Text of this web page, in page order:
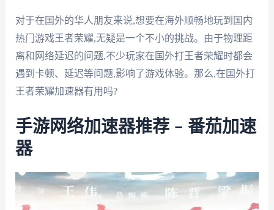
对于在国外的华人朋友来说,想要在海外顺畅地玩到国内
热门游戏王者荣耀,无疑是一个不小的挑战。由于物理距
离和网络延迟的问题,不少玩家在国外打王者荣耀时都会
遇到卡顿、延迟等问题,影响了游戏体验。那么,在国外打
王者荣耀加速器有用吗?
手游网络加速器推荐 – 番茄加速
器